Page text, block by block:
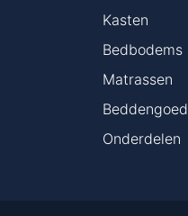
Kasten
Bedbodems
Matrassen
Beddengoed
Onderdelen